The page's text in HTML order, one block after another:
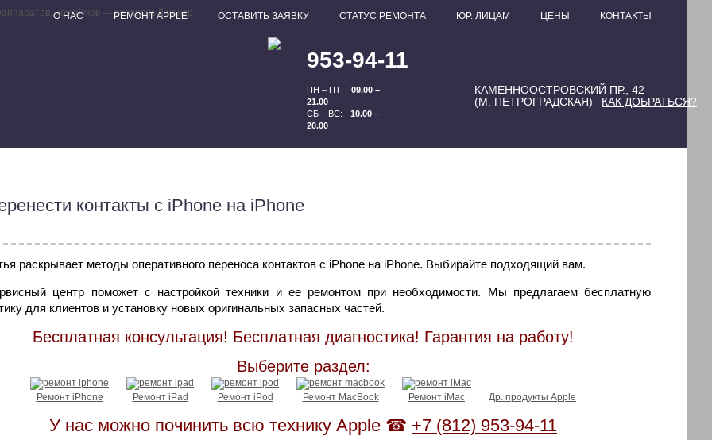
О НАС РЕМОНТ APPLE ОСТАВИТЬ ЗАЯВКУ СТАТУС РЕМОНТА ЮР. ЛИЦАМ ЦЕНЫ КОНТАКТЫ
КАМЕННООСТРОВСКИЙ ПР., 42
(М. ПЕТРОГРАДСКАЯ)
КАК ДОБРАТЬСЯ?
953-94-11
ПН – ПТ:
09.00 –
21.00
СБ – ВС:
10.00 –
20.00
контакты с iPhone на iPhone
раскрывает методы оперативного переноса контактов с iPhone на iPhone. Выбирайте подходящий вам.
центр поможет с настройкой техники и ее ремонтом при необходимости. Мы предлагаем бесплатную
для клиентов и установку новых оригинальных запасных частей.
Бесплатная консультация! Бесплатная диагностика! Гарантия на работу!
Выберите раздел:
Ремонт iPhone Ремонт iPad Ремонт iPod Ремонт MacBook Ремонт iMac Др. продукты Apple
У нас можно починить всю технику Apple ☎ +7 (812) 953-94-11